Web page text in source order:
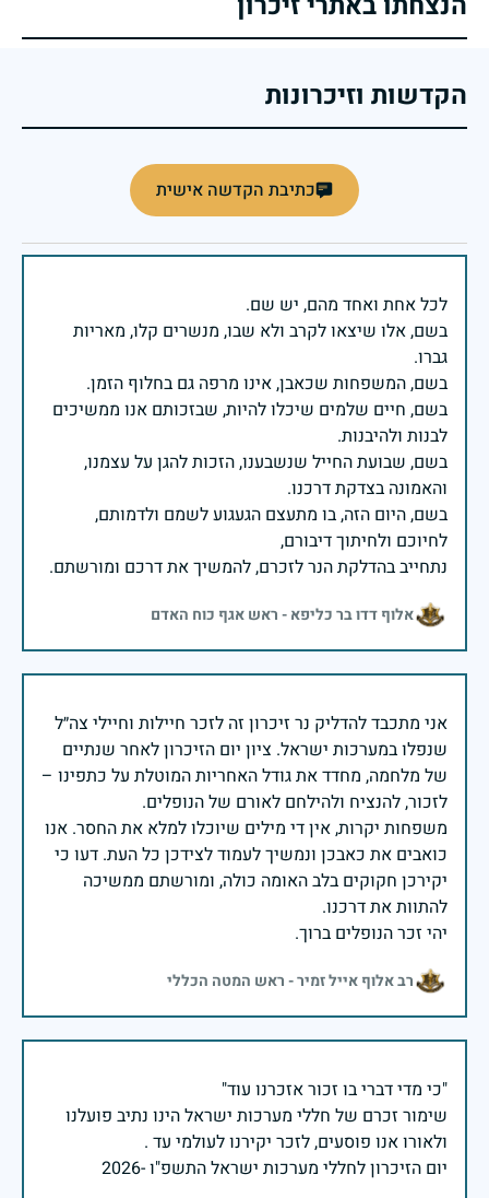
הקדשות וזיכרונות
כתיבת הקדשה אישית
בשם, אלו שיצאו לקרב ולא שבו, מנשרים קלו, מאריות
בשם, חיים שלמים שיכלו להיות, שבזכותם אנו ממשיכים
בשם, שבועת החייל שנשבענו, הזכות להגן על עצמנו,
בשם, היום הזה, בו מתעצם הגעגוע לשמם ולדמותם,
נתחייב בהדלקת הנר לזכרם, להמשיך את דרכם ומורשתם.
אלוף דדו בר כליפא - ראש אגף כוח האדם
אני מתכבד להדליק נר זיכרון זה לזכר חיילות וחיילי צה״ל
שנפלו במערכות ישראל. ציון יום הזיכרון לאחר שנתיים
של מלחמה, מחדד את גודל האחריות המוטלת על כתפינו –
משפחות יקרות, אין די מילים שיוכלו למלא את החסר. אנו
כואבים את כאבכן ונמשיך לעמוד לצידכן כל העת. דעו כי
יקירכן חקוקים בלב האומה כולה, ומורשתם ממשיכה
יהי זכר הנופלים ברוך.
רב אלוף אייל זמיר - ראש המטה הכללי
שימור זכרם של חללי מערכות ישראל הינו נתיב פועלנו
יום הזיכרון לחללי מערכות ישראל התשפ"ו -2026